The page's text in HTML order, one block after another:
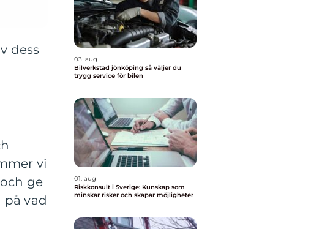
dess
vi
ge
på vad
03. aug
Bilverkstad jönköping så väljer du
trygg service för bilen
01. aug
Riskkonsult i Sverige: Kunskap som
minskar risker och skapar möjligheter